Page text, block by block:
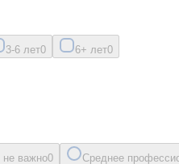
3-6 лет0 6+ лет0
не важно0 Среднее